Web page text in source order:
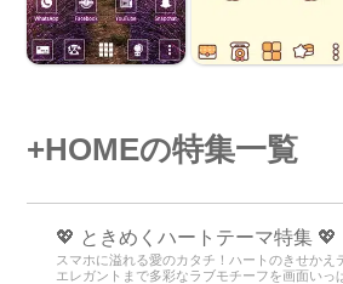
+HOMEの特集一覧
💖 ときめくハートテーマ特集 💖
スマホに溢れる愛のカタチ！ハートのきせかえ
エレガントまで多彩なラブモチーフを画面いっ